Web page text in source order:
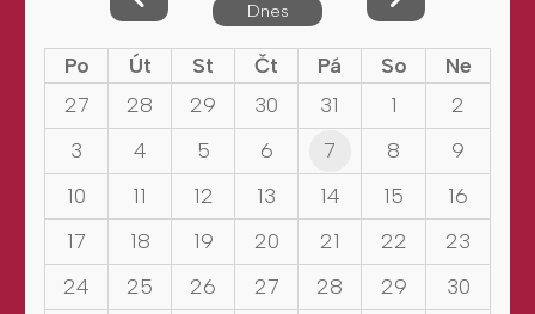
Dnes
Po Út St Čt Pá So
Ne
27
28 29 30 31 1
2
3
4 5 6 7 8
9
10
11 12 13 14 15
16
17
18 19 20 21 22
23
24
25 26 27 28 29
30